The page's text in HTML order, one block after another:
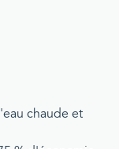
chaude et